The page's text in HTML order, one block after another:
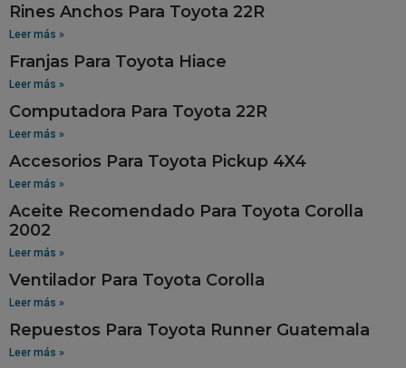
Rines Anchos Para Toyota 22R
Leer más »
Franjas Para Toyota Hiace
Leer más »
Computadora Para Toyota 22R
Leer más »
Accesorios Para Toyota Pickup 4X4
Leer más »
Aceite Recomendado Para Toyota Corolla
2002
Leer más »
Ventilador Para Toyota Corolla
Leer más »
Repuestos Para Toyota Runner Guatemala
Leer más »